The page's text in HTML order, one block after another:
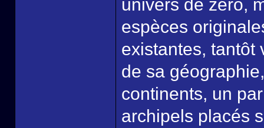
univers de zéro,
espèces
existantes, tantôt
de sa
continents, un
archipels placés